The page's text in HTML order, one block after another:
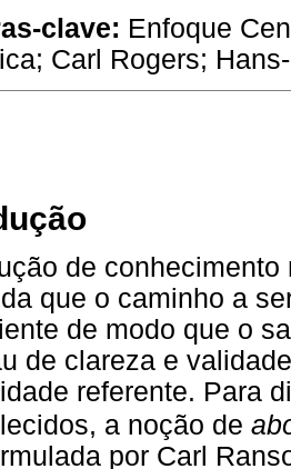
clave: Enfoque
Carl Rogers;
de
que o caminho a
de modo que o
de clareza e
referente. Para
a noção de
por Carl